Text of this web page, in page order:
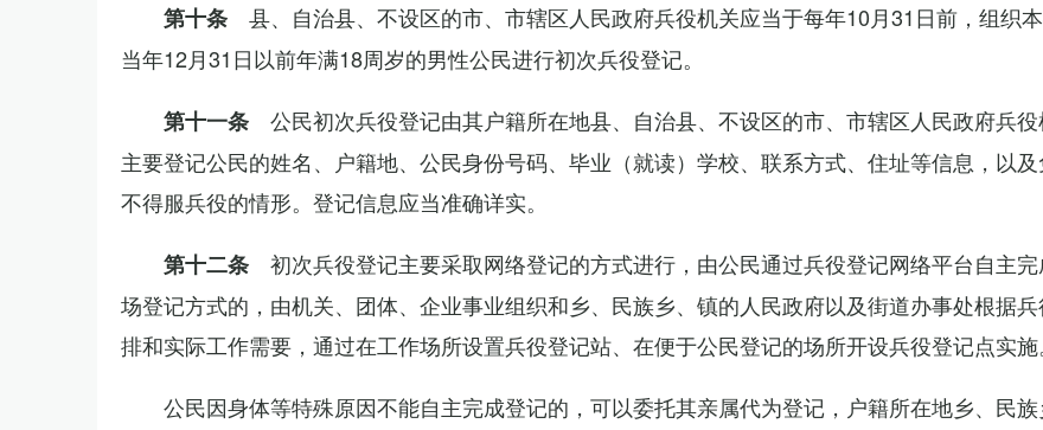
第十条 县、自治县、不设区的市、市辖区人民政府兵役机关应当于每年10月31日前，组织
当年12月31日以前年满18周岁的男性公民进行初次兵役登记。
第十一条 公民初次兵役登记由其户籍所在地县、自治县、不设区的市、市辖区人民政府兵役
主要登记公民的姓名、户籍地、公民身份号码、毕业（就读）学校、联系方式、住址等信息，以及
不得服兵役的情形。登记信息应当准确详实。
第十二条 初次兵役登记主要采取网络登记的方式进行，由公民通过兵役登记网络平台自主
场登记方式的，由机关、团体、企业事业组织和乡、民族乡、镇的人民政府以及街道办事处根据
排和实际工作需要，通过在工作场所设置兵役登记站、在便于公民登记的场所开设兵役登记点实施
公民因身体等特殊原因不能自主完成登记的，可以委托其亲属代为登记，户籍所在地乡、民族